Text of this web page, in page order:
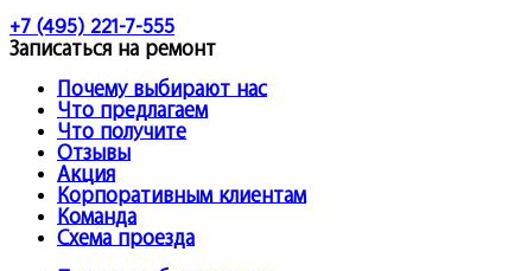
+7 (495) 221-7-555
Записаться на ремонт
Почему выбирают нас
Что предлагаем
Что получите
Отзывы
Акция
Корпоративным клиентам
Команда
Схема проезда